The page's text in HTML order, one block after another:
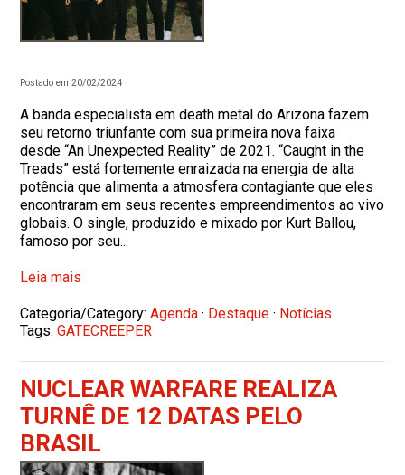
Postado em 20/02/2024
A banda especialista em death metal do Arizona fazem
seu retorno triunfante com sua primeira nova faixa
desde “An Unexpected Reality” de 2021. “Caught in the
Treads” está fortemente enraizada na energia de alta
potência que alimenta a atmosfera contagiante que eles
encontraram em seus recentes empreendimentos ao vivo
globais. O single, produzido e mixado por Kurt Ballou,
famoso por seu...
Leia mais
Categoria/Category:Agenda · Destaque · Notícias
Tags:GATECREEPER
NUCLEAR WARFARE REALIZA
TURNÊ DE 12 DATAS PELO
BRASIL